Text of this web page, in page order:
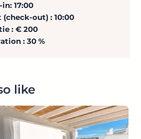
17:00
(check-out) : 10:00
: € 200
: 30 %
like